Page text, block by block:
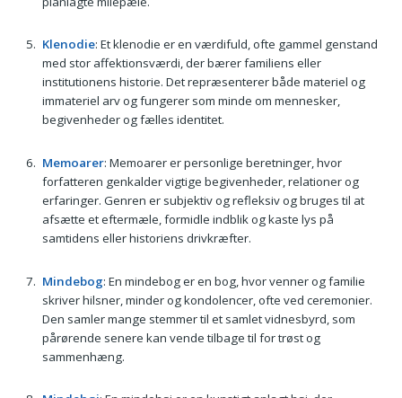
Klenodie: Et klenodie er en værdifuld, ofte gammel genstand
med stor affektionsværdi, der bærer familiens eller
institutionens historie. Det repræsenterer både materiel og
immateriel arv og fungerer som minde om mennesker,
begivenheder og fælles identitet.
Memoarer: Memoarer er personlige beretninger, hvor
forfatteren genkalder vigtige begivenheder, relationer og
erfaringer. Genren er subjektiv og refleksiv og bruges til at
afsætte et eftermæle, formidle indblik og kaste lys på
samtidens eller historiens drivkræfter.
Mindebog: En mindebog er en bog, hvor venner og familie
skriver hilsner, minder og kondolencer, ofte ved ceremonier.
Den samler mange stemmer til et samlet vidnesbyrd, som
pårørende senere kan vende tilbage til for trøst og
sammenhæng.